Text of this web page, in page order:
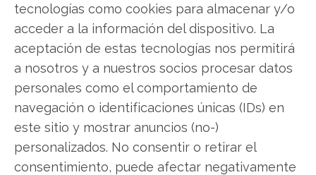
tecnologías como cookies para almacenar y/o
acceder a la información del dispositivo. La
aceptación de estas tecnologías nos permitirá
a nosotros y a nuestros socios procesar datos
personales como el comportamiento de
navegación o identificaciones únicas (IDs) en
este sitio y mostrar anuncios (no-)
personalizados. No consentir o retirar el
consentimiento, puede afectar negativamente
Copiar enlace
SOBRE EL AUTOR
Miguel Ángel Torres Díaz